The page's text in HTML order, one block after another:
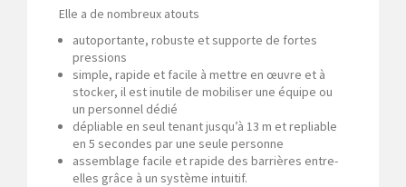
Elle a de nombreux atouts
autoportante, robuste et supporte de fortes
pressions
simple, rapide et facile à mettre en œuvre et à
stocker, il est inutile de mobiliser une équipe ou
un personnel dédié
dépliable en seul tenant jusqu’à 13 m et repliable
en 5 secondes par une seule personne
assemblage facile et rapide des barrières entre-
elles grâce à un système intuitif.